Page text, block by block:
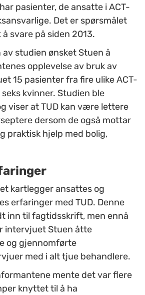
pasienter, de ansatte i ACT-
Det er spørsmålet
svare på siden 2013.
studien ønsket Stuen å
opplevelse av bruk av
15 pasienter fra fire ulike ACT-
kvinner. Studien ble
viser at TUD kan være lettere
dersom de også mottar
praktisk hjelp med bolig,
kartlegger ansattes og
erfaringer med TUD. Denne
inn til fagtidsskrift, men ennå
intervjuet Stuen åtte
og gjennomførte
med i alt tjue behandlere.
mente det var flere
knyttet til å ha